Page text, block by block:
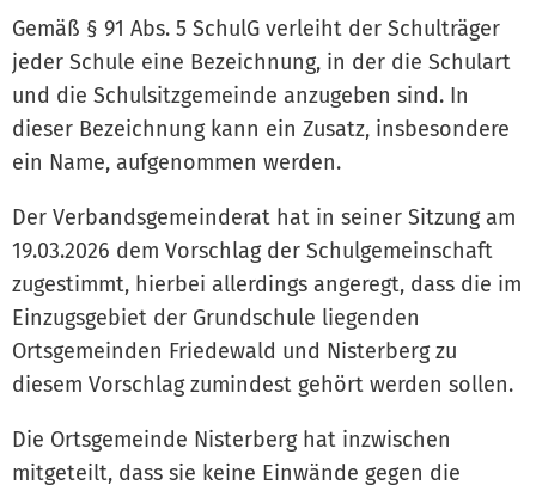
Gemäß § 91 Abs. 5 SchulG verleiht der Schulträger
jeder Schule eine Bezeichnung, in der die Schulart
und die Schulsitzgemeinde anzugeben sind. In
dieser Bezeichnung kann ein Zusatz, insbesondere
ein Name, aufgenommen werden.
Der Verbandsgemeinderat hat in seiner Sitzung am
19.03.2026 dem Vorschlag der Schulgemeinschaft
zugestimmt, hierbei allerdings angeregt, dass die im
Einzugsgebiet der Grundschule liegenden
Ortsgemeinden Friedewald und Nisterberg zu
diesem Vorschlag zumindest gehört werden sollen.
Die Ortsgemeinde Nisterberg hat inzwischen
mitgeteilt, dass sie keine Einwände gegen die